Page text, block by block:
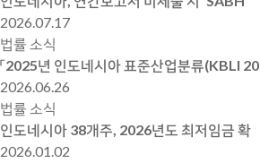
2026.07.17
법률 소식
「2025년 인도네시아 표준산업분류(KBLI 20
2026.06.26
법률 소식
인도네시아 38개주, 2026년도 최저임금 확
2026.01.02